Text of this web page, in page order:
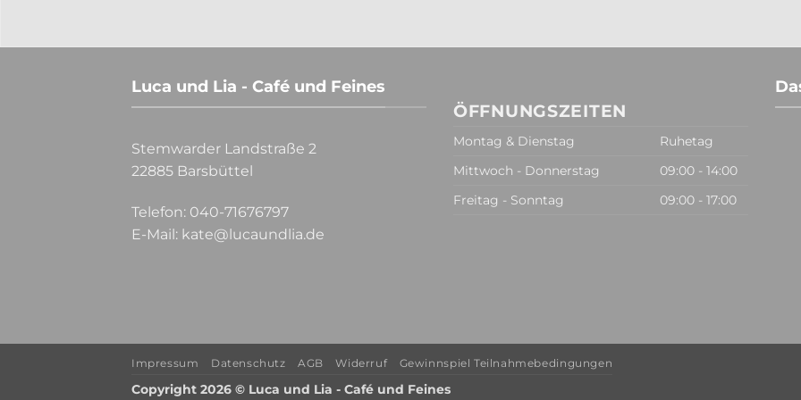
Luca und Lia - Café und Feines
Stemwarder Landstraße 2
22885 Barsbüttel
Telefon: 040-71676797
E-Mail: kate@lucaundlia.de
ÖFFNUNGSZEITEN
Montag & Dienstag
Ruhetag
Mittwoch - Donnerstag
09:00 - 14:00
Freitag - Sonntag
09:00 - 17:00
Impressum Datenschutz AGB Widerruf Gewinnspiel Teilnahmebedingungen
Copyright 2026 © Luca und Lia - Café und Feines